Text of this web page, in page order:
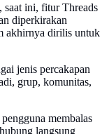
ini, fitur Threads
diperkirakan
akhirnya dirilis untuk
jenis percakapan
grup, komunitas,
membalas
langsung